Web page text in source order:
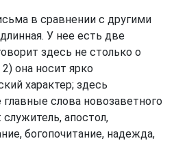
в сравнении с другими
У нее есть две
здесь не столько о
она носит ярко
характер; здесь
слова новозаветного
служитель, апостол,
богопочитание, надежда,